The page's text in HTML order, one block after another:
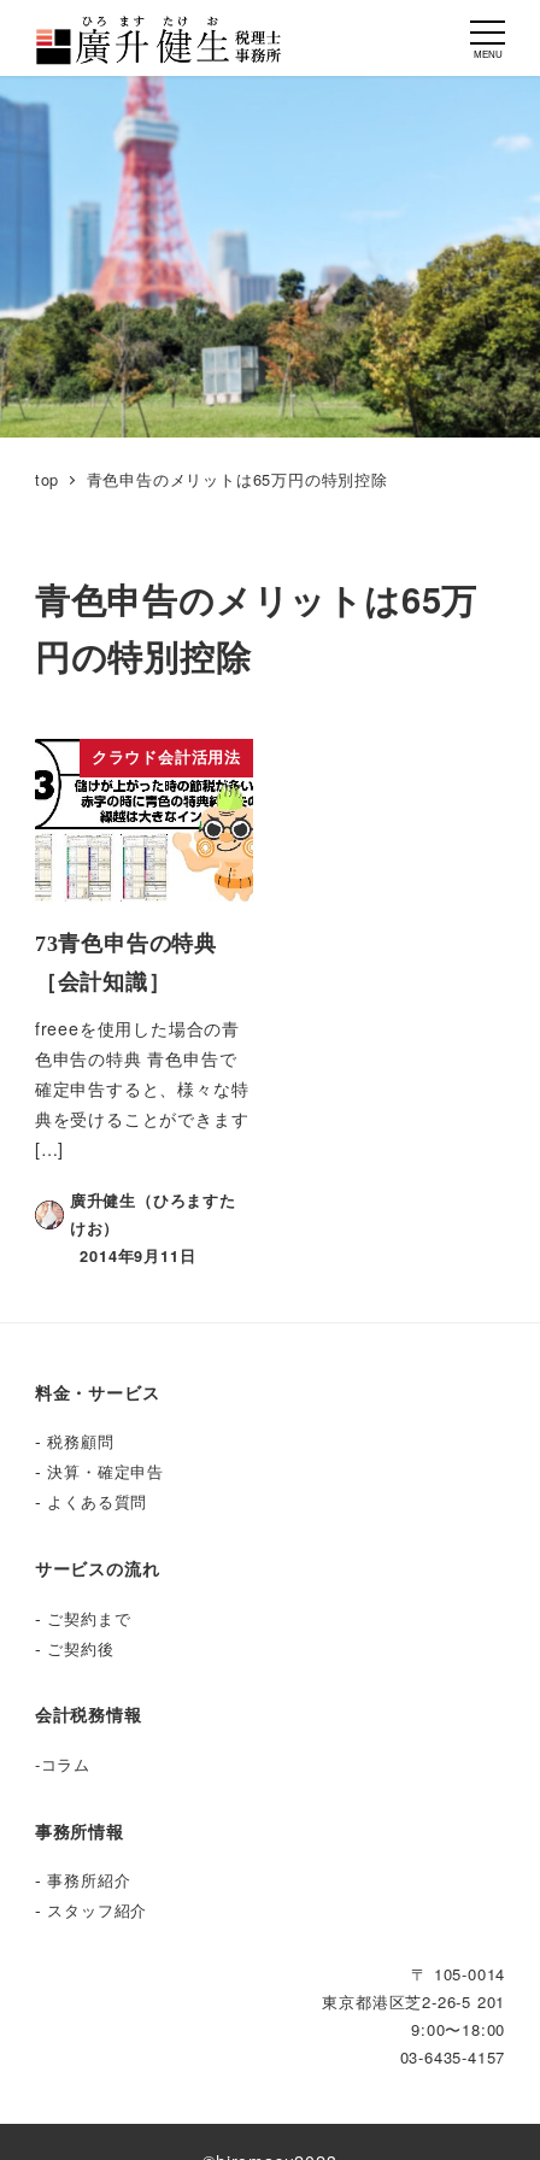
MENU
top 青色申告のメリットは65万円の特別控除
青色申告のメリットは65万
円の特別控除
クラウド会計活用法
73青色申告の特典
［会計知識］
freeeを使用した場合の青
色申告の特典 青色申告で
確定申告すると、様々な特
典を受けることができます
[…]
廣升健生（ひろますた
けお）
2014年9月11日
料金・サービス
-税務顧問
-決算・確定申告
- よくある質問
サービスの流れ
- ご契約まで
- ご契約後
会計税務情報
-コラム
事務所情報
-事務所紹介
- スタッフ紹介
〒 105-0014
東京都港区芝2‐26‐5 201
9:00〜18:00
03-6435-4157